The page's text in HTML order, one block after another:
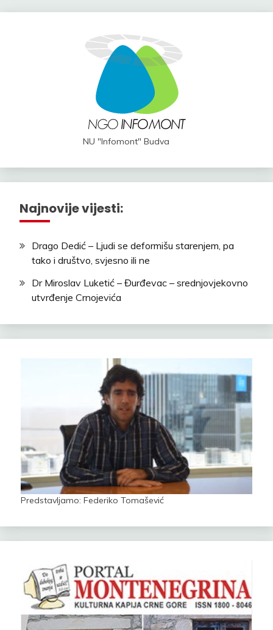
NU "Infomont" Budva
Najnovije vijesti:
Drago Dedić – Ljudi se deformišu starenjem, pa
tako i društvo, svjesno ili ne
Dr Miroslav Luketić – Đurđevac – srednjovjekovno
utvrđenje Crnojevića
Predstavljamo: Federiko Tomašević